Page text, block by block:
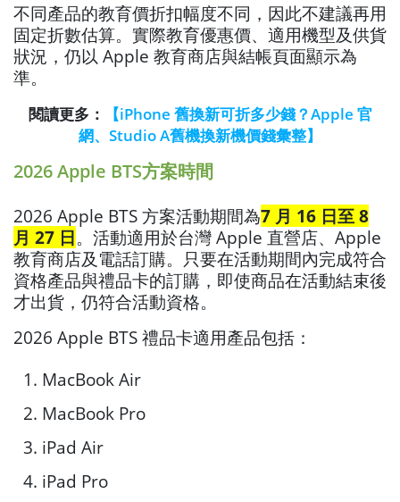
不同產品的教育價折扣幅度不同，因此不建議再用
固定折數估算。實際教育優惠價、適用機型及供貨
狀況，仍以 Apple 教育商店與結帳頁面顯示為
準。
閱讀更多：
【iPhone 舊換新可折多少錢？Apple 官
網、Studio A舊機換新機價錢彙整】
2026 Apple BTS方案時間
2026 Apple BTS 方案活動期間為7 月 16 日至 8
月 27 日。活動適用於台灣 Apple 直營店、Apple
教育商店及電話訂購。只要在活動期間內完成符合
資格產品與禮品卡的訂購，即使商品在活動結束後
才出貨，仍符合活動資格。
2026 Apple BTS 禮品卡適用產品包括：
MacBook Air
MacBook Pro
iPad Air
iPad Pro